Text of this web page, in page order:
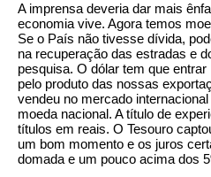
A imprensa deveria dar mais
economia vive. Agora temos
Se o País não tivesse dívida,
na recuperação das estradas e
pesquisa. O dólar tem que
pelo produto das nossas
vendeu no mercado
moeda nacional. A título de
títulos em reais. O Tesouro
um bom momento e os juros
domada e um pouco acima dos